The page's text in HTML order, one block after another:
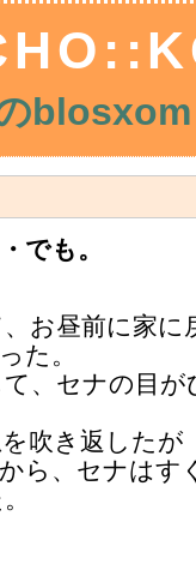
でも。
お昼前に家に
た。
、セナの目
吹き返したが
ら、セナはす